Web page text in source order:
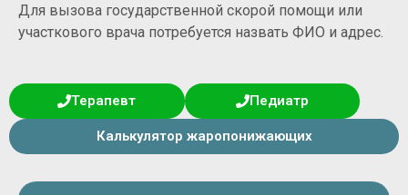
Для вызова государственной скорой помощи или
участкового врача потребуется назвать ФИО и адрес.
Терапевт Педиатр
Калькулятор жаропонижающих